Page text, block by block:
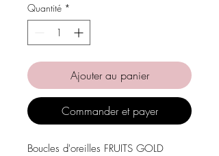
Quantité *
Ajouter au panier
Commander et payer
Boucles d'oreilles FRUITS GOLD